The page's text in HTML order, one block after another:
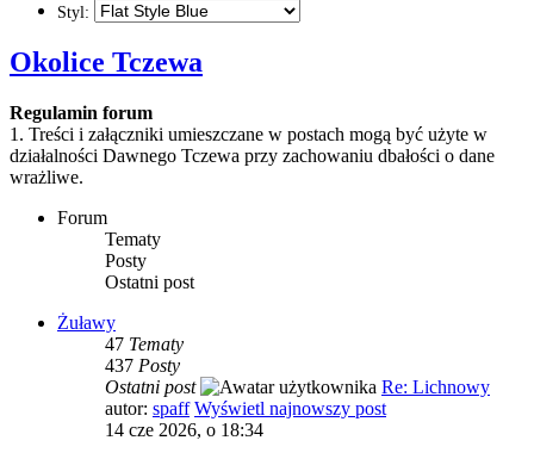
Styl:
Okolice Tczewa
Regulamin forum
1. Treści i załączniki umieszczane w postach mogą być użyte w
działalności Dawnego Tczewa przy zachowaniu dbałości o dane
wrażliwe.
Forum
Tematy
Posty
Ostatni post
Żuławy
47 Tematy
437 Posty
Ostatni post
Re: Lichnowy
autor: spaff Wyświetl najnowszy post
14 cze 2026, o 18:34